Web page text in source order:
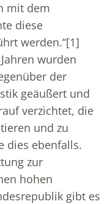
mit dem
diese
werden.“[1]
wurden
der
geäußert und
verzichtet, die
und zu
dies ebenfalls.
zur
hohen
gibt es